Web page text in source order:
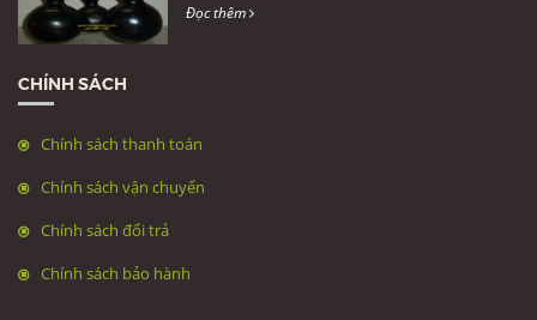
Đọc thêm
CHÍNH SÁCH
Chính sách thanh toán
Chính sách vận chuyển
Chính sách đổi trả
Chính sách bảo hành